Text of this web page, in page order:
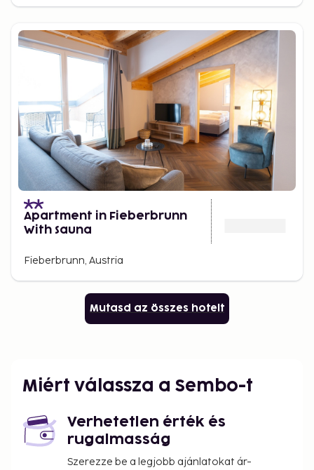
Apartment in Fieberbrunn
With Sauna
Fieberbrunn, Austria
Mutasd az összes hotelt
Miért válassza a Sembo-t
Verhetetlen érték és
rugalmasság
Szerezze be a legjobb ajánlatokat ár-